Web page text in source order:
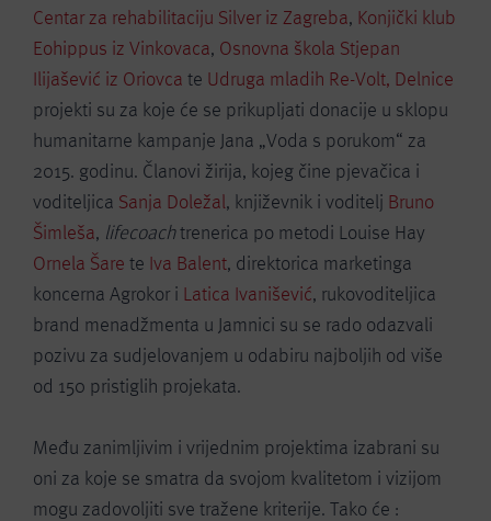
Centar za rehabilitaciju Silver iz Zagreba, Konjički klub
Eohippus iz Vinkovaca, Osnovna škola Stjepan
Ilijašević iz Oriovca te Udruga mladih Re-Volt, Delnice
projekti su za koje će se prikupljati donacije u sklopu
humanitarne kampanje Jana „Voda s porukom“ za
2015. godinu. Članovi žirija, kojeg čine pjevačica i
voditeljica Sanja Doležal, književnik i voditelj Bruno
Šimleša, lifecoachtrenerica po metodi Louise Hay
Ornela Šare te Iva Balent, direktorica marketinga
koncerna Agrokor i Latica Ivanišević, rukovoditeljica
brand menadžmenta u Jamnici su se rado odazvali
pozivu za sudjelovanjem u odabiru najboljih od više
od 150 pristiglih projekata.
Među zanimljivim i vrijednim projektima izabrani su
oni za koje se smatra da svojom kvalitetom i vizijom
mogu zadovoljiti sve tražene kriterije. Tako će :